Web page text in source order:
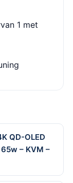
1 met
QD-OLED
– KVM –